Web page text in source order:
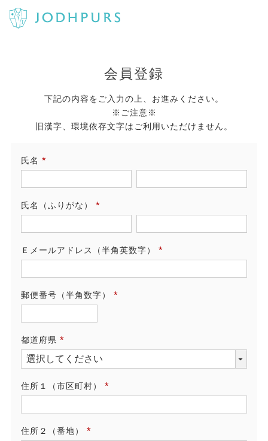
会員登録
下記の内容をご入力の上、お進みください。
※ご注意※
旧漢字、環境依存文字はご利用いただけません。
氏名
須)
氏名（ふりがな）
須)
Ｅメールアドレス（半角英数字）
須)
郵便番号（半角数字）
都道府県
(必
須)
住所１（市区町村）
須)
住所２（番地）